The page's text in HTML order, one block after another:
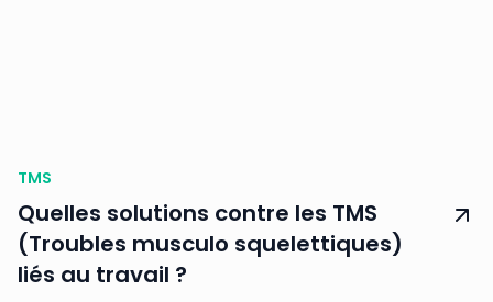
TMS
Quelles solutions contre les TMS
(Troubles musculo squelettiques)
liés au travail ?